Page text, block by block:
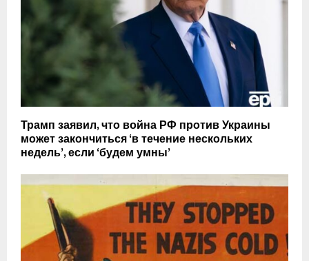
Трамп заявил, что война РФ против Украины
может закончиться ‘в течение нескольких
недель’, если ‘будем умны’